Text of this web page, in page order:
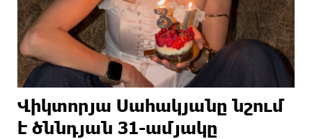
Վիկտորյա Սահակյանը նշում
է ծննդյան 31-ամյակը